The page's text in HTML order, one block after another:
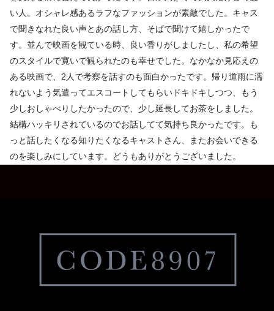
い人。オシャレ感あるラフなファッションが素敵でした。キャス
で聞きなれた良い声とあの話し方、そばで聞けて嬉しかったで
す。並んで映画を観ている時、良い香りがしましたし、私の希望
のスタイルで寛いで観られたのも幸せでした。なかなか見応えの
ある映画で、2人で考察を話すのも面白かったです。帰り道雨に濡
れないよう気遣ってエスコートしてもらいドキドキしつつ、もう
少しおしゃべりしたかったので、少し延長してお茶をしました。
結構ハッキリされているのでお話してて気持ち良かったです。も
っと話したくなる知りたくなるキャストさん、またお会いできる
のを楽しみにしています。どうもありがとうございました。